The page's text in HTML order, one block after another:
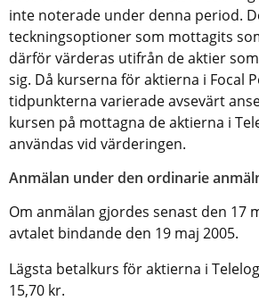
inte noterade under denna period.
teckningsoptioner som mottagits
därför värderas utifrån de aktier
sig. Då kurserna för aktierna i Focal
tidpunkterna varierade avsevärt
kursen på mottagna de aktierna i
användas vid värderingen.
Anmälan under den ordinarie
Om anmälan gjordes senast den 17
avtalet bindande den 19 maj 2005.
Lägsta betalkurs för aktierna i
15,70 kr.